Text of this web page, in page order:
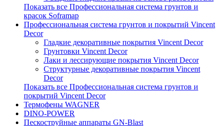
Показать все Профессиональная система грунтов и
красок Soframap
Профессиональная система грунтов и покрытий Vincent
Decor
Гладкие декоративные покрытия Vincent Decor
Грунтовки Vincent Decor
Лаки и лессирующие покрытия Vincent Decor
Структурные декоративные покрытия Vincent
Decor
Показать все Профессиональная система грунтов и
покрытий Vincent Decor
Термофены WAGNER
DINO-POWER
Пескоструйные аппараты GN-Blast